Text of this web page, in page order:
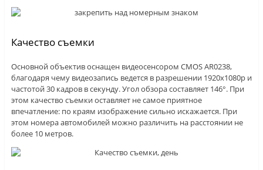
Качество съемки
Основной объектив оснащен видеосенсором CMOS AR0238,
благодаря чему видеозапись ведется в разрешении 1920х1080р и
частотой 30 кадров в секунду. Угол обзора составляет 146°. При
этом качество съемки оставляет не самое приятное
впечатление: по краям изображение сильно искажается. При
этом номера автомобилей можно различить на расстоянии не
более 10 метров.